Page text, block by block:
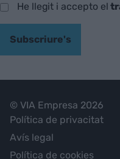
He llegit i accepto el
Subscriure's
© VIA Empresa 2026
Política de privacitat
Avís legal
Política de cookies